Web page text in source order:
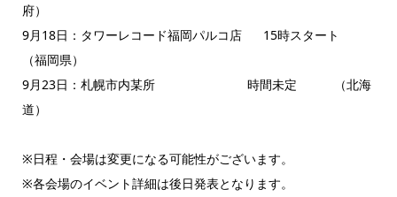
府）
9月18日：タワーレコード福岡パルコ店 15時スタート
（福岡県）
9月23日：札幌市内某所 時間未定 （北海
道）
※日程・会場は変更になる可能性がございます。
※各会場のイベント詳細は後日発表となります。